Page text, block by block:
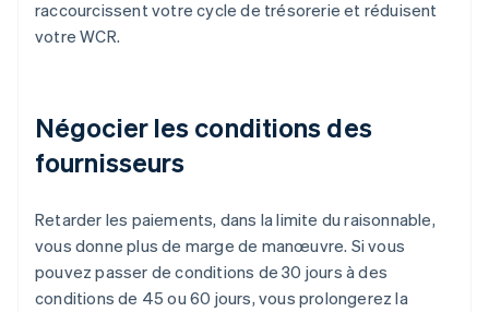
raccourcissent votre cycle de trésorerie et réduisent
votre WCR.
Négocier les conditions des
fournisseurs
Retarder les paiements, dans la limite du raisonnable,
vous donne plus de marge de manœuvre. Si vous
pouvez passer de conditions de 30 jours à des
conditions de 45 ou 60 jours, vous prolongerez la